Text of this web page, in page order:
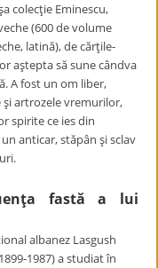
colecţie Eminescu,
(600 de volume
latină), de cărţile-
aştepta să sune cândva
A fost un om liber,
şi artrozele vremurilor,
spirite ce ies din
anticar, stăpân şi sclav
fastă a lui
albanez Lasgush
1987) a studiat în